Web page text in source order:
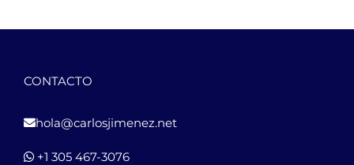
CONTACTO
hola@carlosjimenez.net
+1 305 467-3076